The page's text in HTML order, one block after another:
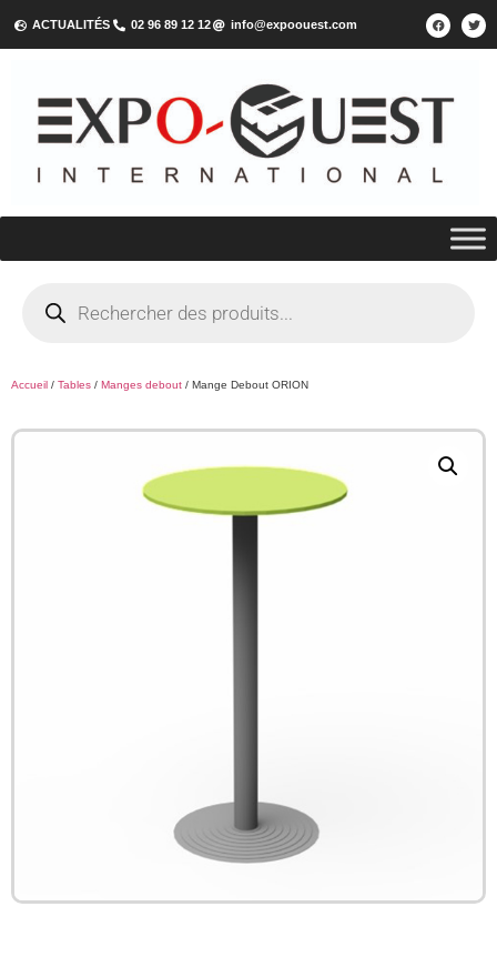
ACTUALITÉS 02 96 89 12 12 info@expoouest.com
Accueil / Tables / Manges debout / Mange Debout ORION